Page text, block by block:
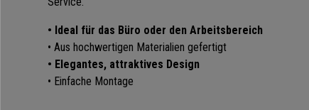
• Ideal für das Büro oder den Arbeitsbereich
• Aus hochwertigen Materialien gefertigt
• Elegantes, attraktives Design
• Einfache Montage